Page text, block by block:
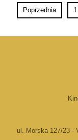
Poprzednia 1
ul. Morska 127/23 -